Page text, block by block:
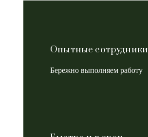
Опытные сотрудники
Бережно выполняем работу